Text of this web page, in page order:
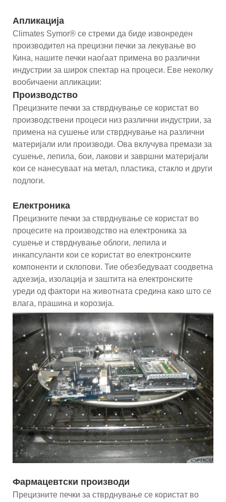
Апликација
Climates Symor® се стреми да биде извонреден
производител на прецизни печки за лекување во
Кина, нашите печки наоѓаат примена во различни
индустрии за широк спектар на процеси. Еве неколку
вообичаени апликации:
Производство
Прецизните печки за стврднување се користат во
производствени процеси низ различни индустрии, за
примена на сушење или стврднување на различни
материјали или производи. Ова вклучува премази за
сушење, лепила, бои, лакови и завршни материјали
кои се нанесуваат на метал, пластика, стакло и други
подлоги.
Електроника
Прецизните печки за стврднување се користат во
процесите на производство на електроника за
сушење и стврднување облоги, лепила и
инкапсуланти кои се користат во електронските
компоненти и склопови. Тие обезбедуваат соодветна
адхезија, изолација и заштита на електронските
уреди од фактори на животната средина како што се
влага, прашина и корозија.
Фармацевтски производи
Прецизните печки за стврднување се користат во